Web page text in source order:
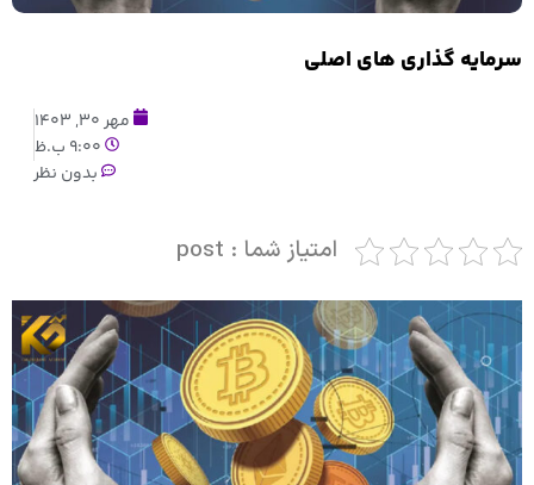
سرمایه گذاری های اصلی
مهر 30, 1403
9:00 ب.ظ
بدون نظر
امتیاز شما : post